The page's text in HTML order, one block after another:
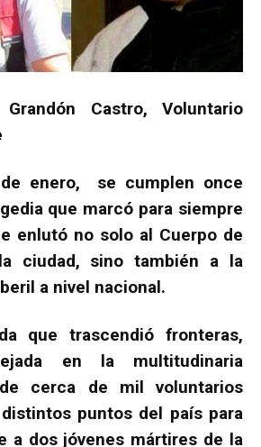
Castro, Voluntario
enero, se cumplen once
que marcó para siempre
enlutó no solo al Cuerpo de
ciudad, sino también a la
a nivel nacional.
que trascendió fronteras,
en la multitudinaria
cerca de mil voluntarios
puntos del país para
a dos jóvenes mártires de la